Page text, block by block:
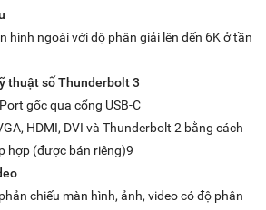
hình ngoài với độ phân giải lên đến 6K ở tần
thuật số Thunderbolt 3
gốc qua cổng USB-C
HDMI, DVI và Thunderbolt 2 bằng cách
hợp (được bán riêng)9
chiếu màn hình, ảnh, video có độ phân